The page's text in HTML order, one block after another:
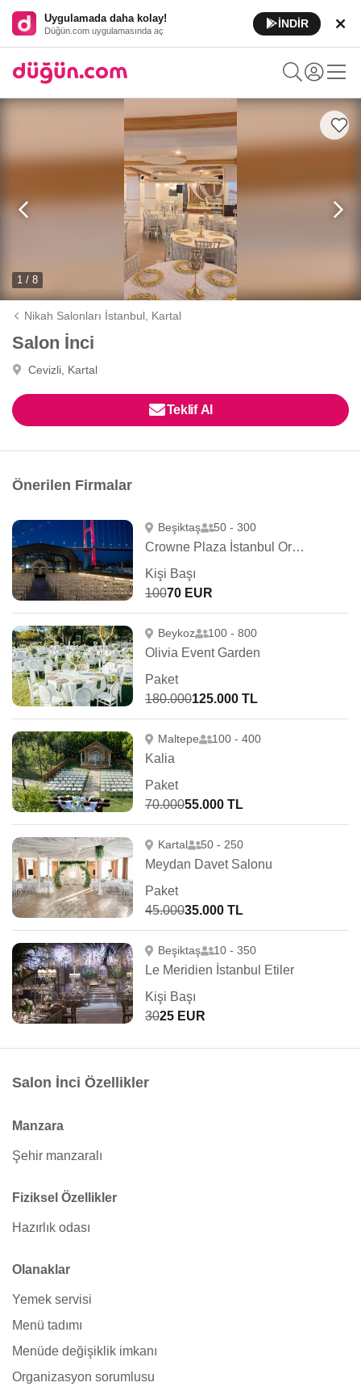
Uygulamada daha kolay!
Düğün.com uygulamasında aç
İNDİR
1 / 8
Nikah Salonları İstanbul, Kartal
Salon İnci
Cevizli, Kartal
Teklif Al
Önerilen Firmalar
Beşiktaş 50 - 300
Crowne Plaza İstanbul Ortaköy Bosphorus
Kişi Başı
10070 EUR
Beykoz 100 - 800
Olivia Event Garden
Paket
180.000125.000 TL
Maltepe 100 - 400
Kalia
Paket
70.00055.000 TL
Kartal 50 - 250
Meydan Davet Salonu
Paket
45.00035.000 TL
Beşiktaş 10 - 350
Le Meridien İstanbul Etiler
Kişi Başı
3025 EUR
Salon İnci Özellikler
Manzara
Şehir manzaralı
Fiziksel Özellikler
Hazırlık odası
Olanaklar
Yemek servisi
Menü tadımı
Menüde değişiklik imkanı
Organizasyon sorumlusu